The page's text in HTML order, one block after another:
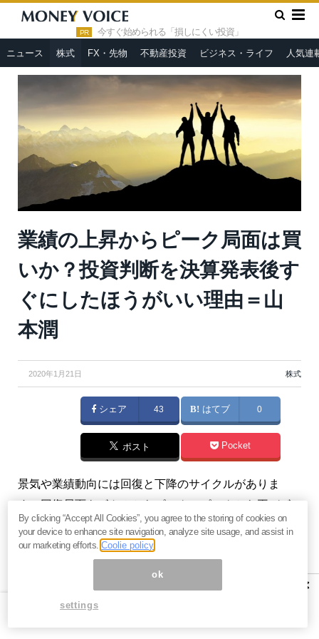
PR 今すぐ始められる「損しにくい投資」
ニュース 株式 FX・先物 不動産投資 ビジネス・ライフ 人気連
HOME » 株式 »
業績の上昇からピーク局面は買いか？投資判断
を決算発表後すぐにしたほうがいい理由＝山本潤
業績の上昇からピーク局面は買
いか？投資判断を決算発表後す
ぐにしたほうがいい理由＝山
本潤
2020年1月21日 株式
シェア 43 はてブ 0
ポスト Pocket
景気や業績動向には回復と下降のサイクルがありま
す。回復局面をボトムからピーク、ピークから再びボ
トムの2つに分割。どちらの局面で株を買うべきでしょ
う。（『億の近道』山本潤）
※このコラムは、2005年10月4日に書かれたものです。
×
By clicking “Accept All Cookies”, you agree to the storing of cookies on
your device to enhance site navigation, analyze site usage, and assist in
our marketing efforts.Coolie policy
ok
settings